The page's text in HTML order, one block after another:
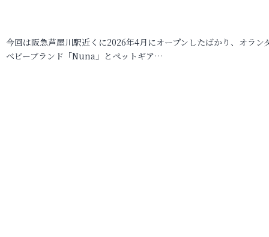
今回は阪急芦屋川駅近くに2026年4月にオープンしたばかり、オラン
ベビーブランド「Nuna」とペットギア…